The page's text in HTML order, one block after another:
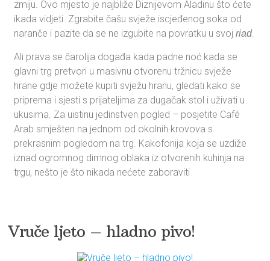
zmiju. Ovo mjesto je najbliže Diznijevom Aladinu što ćete
ikada vidjeti. Zgrabite čašu svježe iscjeđenog soka od
naranče i pazite da se ne izgubite na povratku u svojriad.
Ali prava se čarolija događa kada padne noć kada se
glavni trg pretvori u masivnu otvorenu tržnicu svježe
hrane gdje možete kupiti svježu hranu, gledati kako se
priprema i sjesti s prijateljima za dugačak stol i uživati u
ukusima. Za uistinu jedinstven pogled – posjetite Café
Arab smješten na jednom od okolnih krovova s
prekrasnim pogledom na trg. Kakofonija koja se uzdiže
iznad ogromnog dimnog oblaka iz otvorenih kuhinja na
trgu, nešto je što nikada nećete zaboraviti
Vruče ljeto – hladno pivo!